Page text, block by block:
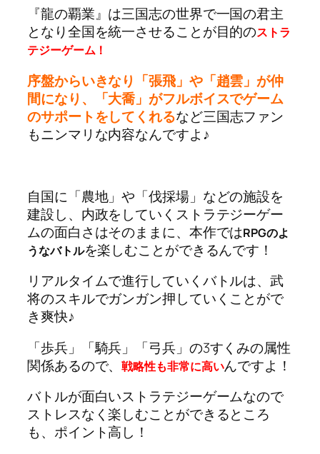
『龍の覇業』は三国志の世界で一国の君主
となり全国を統一させることが目的のストラ
テジーゲーム！
序盤からいきなり「張飛」や「趙雲」が仲
間になり、「大喬」がフルボイスでゲーム
のサポートをしてくれるなど三国志ファン
もニンマリな内容なんですよ♪
自国に「農地」や「伐採場」などの施設を
建設し、内政をしていくストラテジーゲー
ムの面白さはそのままに、本作ではRPGのよ
うなバトルを楽しむことができるんです！
リアルタイムで進行していくバトルは、武
将のスキルでガンガン押していくことがで
き爽快♪
「歩兵」「騎兵」「弓兵」の3すくみの属性
関係あるので、戦略性も非常に高いんですよ！
バトルが面白いストラテジーゲームなので
ストレスなく楽しむことができるところ
も、ポイント高し！